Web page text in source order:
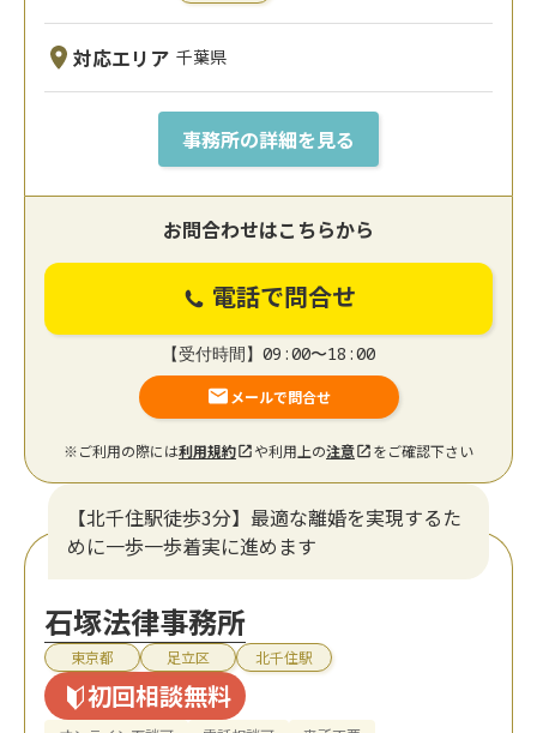
対応エリア 千葉県
事務所の詳細を見る
お問合わせはこちらから
電話で問合せ
【受付時間】09:00〜18:00
メールで問合せ
※ご利用の際には利用規約 や利用上の注意 をご確認下さい
【北千住駅徒歩3分】最適な離婚を実現するた
めに一歩一歩着実に進めます
石塚法律事務所
東京都 足立区 北千住駅
初回相談無料